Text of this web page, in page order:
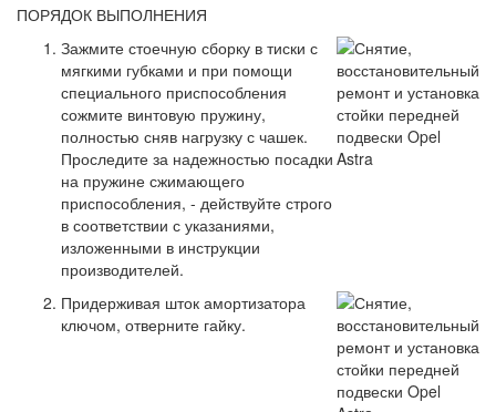
ПОРЯДОК ВЫПОЛНЕНИЯ
Зажмите стоечную сборку в тиски с
мягкими губками и при помощи
специального приспособления
сожмите винтовую пружину,
полностью сняв нагрузку с чашек.
Проследите за надежностью посадки
на пружине сжимающего
приспособления, - действуйте строго
в соответствии с указаниями,
изложенными в инструкции
производителей.
Придерживая шток амортизатора
ключом, отверните гайку.